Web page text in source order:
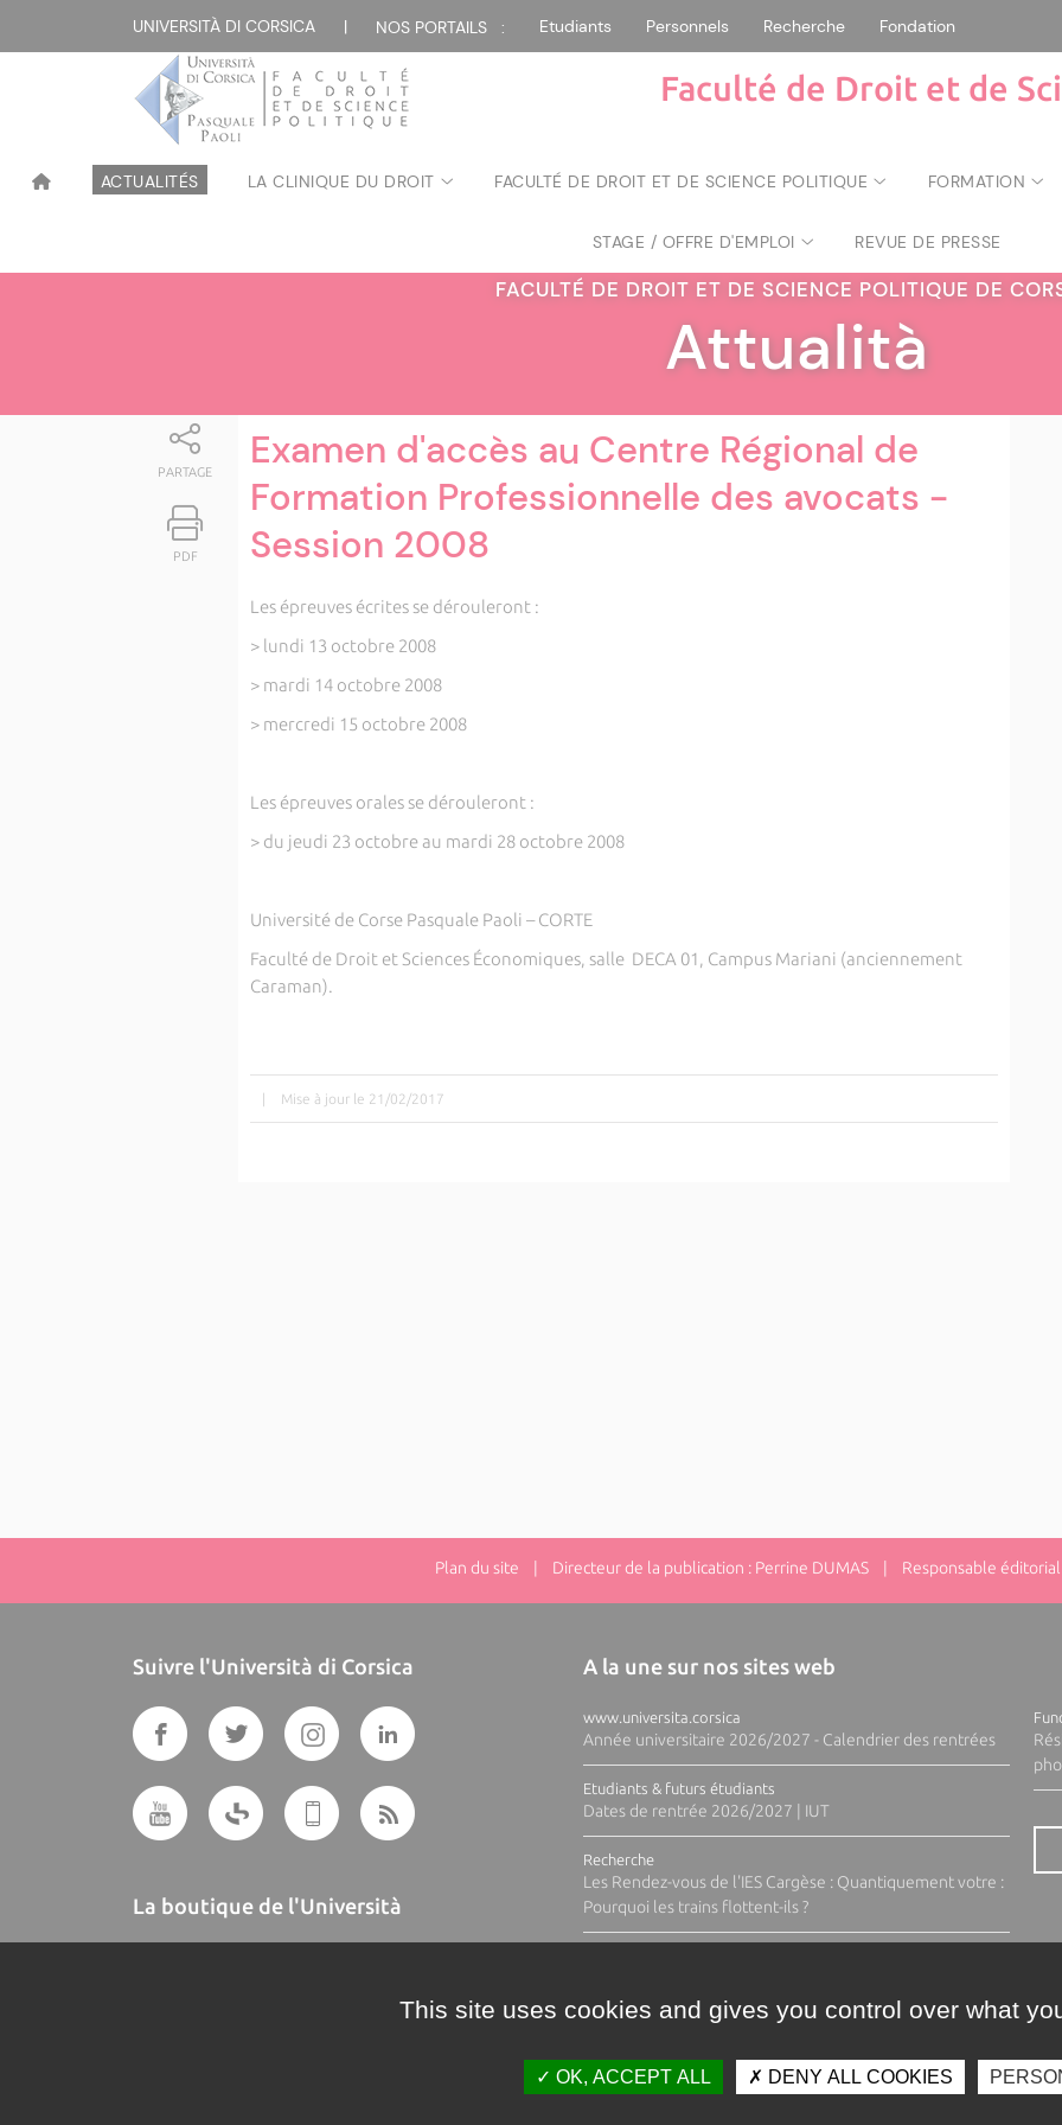
UNIVERSITÀ DI CORSICA | NOS PORTAILS : Etudiants Personnels Recherche Fondation
Faculté de Droit et de
ACTUALITÉS LA CLINIQUE DU DROIT FACULTÉ DE DROIT ET DE SCIENCE POLITIQUE FORMATION
STAGE / OFFRE D'EMPLOI REVUE DE PRESSE
FACULTÉ DE DROIT ET DE SCIENCE POLITIQUE DE
Attualità
PARTAGE
PDF
Examen d'accès au Centre Régional de
Formation Professionnelle des avocats -
Session 2008
Les épreuves écrites se dérouleront :
> lundi 13 octobre 2008
> mardi 14 octobre 2008
> mercredi 15 octobre 2008
Les épreuves orales se dérouleront :
> du jeudi 23 octobre au mardi 28 octobre 2008
Université de Corse Pasquale Paoli – CORTE
Faculté de Droit et Sciences Économiques, salle DECA 01, Campus Mariani (anciennement
Caraman).
| Mise à jour le 21/02/2017
Plan du site | Directeur de la publication : Perrine DUMAS | Responsable éditorial :
Suivre l'Università di Corsica
La boutique de l'Università
A la une sur nos sites web
www.universita.corsica
Année universitaire 2026/2027 - Calendrier des rentrées
Etudiants & futurs étudiants
Dates de rentrée 2026/2027 | IUT
Recherche
Les Rendez-vous de l'IES Cargèse : Quantiquement votre :
Pourquoi les trains flottent-ils ?
This site uses cookies and gives you control over what
OK, ACCEPT ALL DENY ALL COOKIES